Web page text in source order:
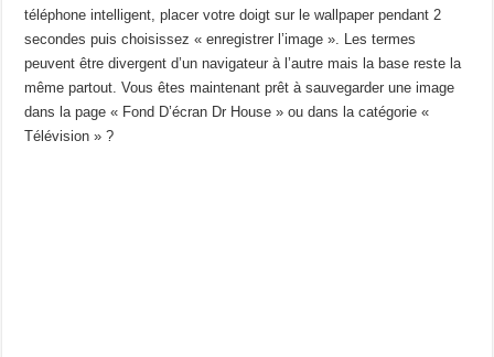
téléphone intelligent, placer votre doigt sur le wallpaper pendant 2
secondes puis choisissez « enregistrer l’image ». Les termes
peuvent être divergent d’un navigateur à l’autre mais la base reste la
même partout. Vous êtes maintenant prêt à sauvegarder une image
dans la page « Fond D’écran Dr House » ou dans la catégorie «
Télévision » ?